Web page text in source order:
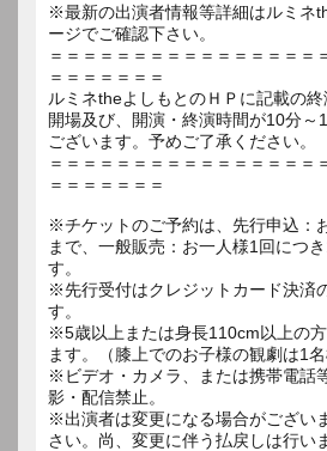
※最新の出演者情報等詳細はルミネ
ージでご確認下さい。
＝＝＝＝＝＝＝＝＝＝＝＝＝＝＝＝
＝＝＝＝＝＝＝
ルミネtheよしもとのＨＰに記載の終
開場及び、開演・終演時間が10分～
ございます。予めご了承ください。
＝＝＝＝＝＝＝＝＝＝＝＝＝＝＝＝
＝＝＝＝＝＝＝
※チケットのご予約は、先行申込：
まで、一般販売：お一人様1回につ
す。
※先行受付はクレジットカード決済
す。
※5歳以上または身長110cm以上の
ます。（膝上でのお子様の観劇は1
※ビデオ・カメラ、または携帯電話
影・配信禁止。
※出演者は変更になる場合がござい
さい。尚、変更に伴う払戻しは行い